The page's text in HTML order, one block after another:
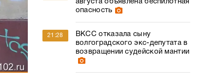
августа объявлена беспилотная
опасность
21:28
ВКСС отказала сыну
волгоградского экс-депутата в
возвращении судейской мантии